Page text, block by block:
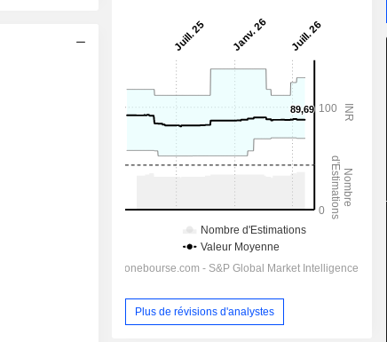
Plus de révisions d'analystes